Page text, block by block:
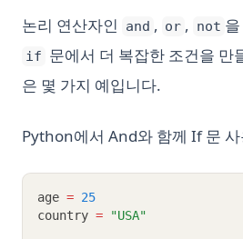
논리 연산자인 and , or , not
if 문에서 더 복잡한 조건을 만
은 몇 가지 예입니다.
Python에서 And와 함께 If 문 사
age = 25
country = "USA"